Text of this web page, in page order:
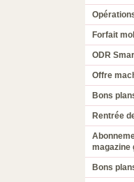
Forfait
ODR
Offre
Bons
Rentrée
magazine
Bons